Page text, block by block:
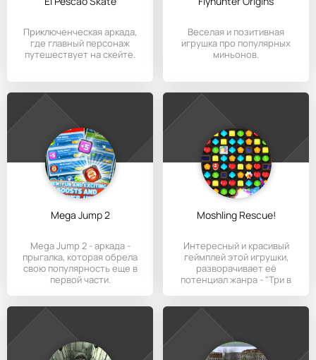
Приключенческая аркада,
где главный персонаж
путешествует на скейте.
Веселая и позитивная
игрушка про популярных
миньонов.
Mega Jump 2
Mega Jump 2 - аркада -
прыгалка, которая обрела
свою популярность еще в
первой части.
Moshling Rescue!
Интересный и красивый
геймплей этой игрушки,
разворачивает её
потенциал жанра - "Три в